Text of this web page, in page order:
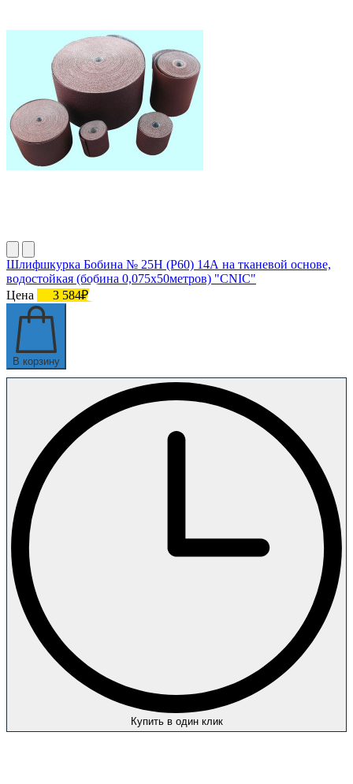
Шлифшкурка Бобина № 25Н (P60) 14А на тканевой основе,
водостойкая (бобина 0,075х50метров) "CNIC"
Цена
3 584₽
В корзину
Купить в один клик